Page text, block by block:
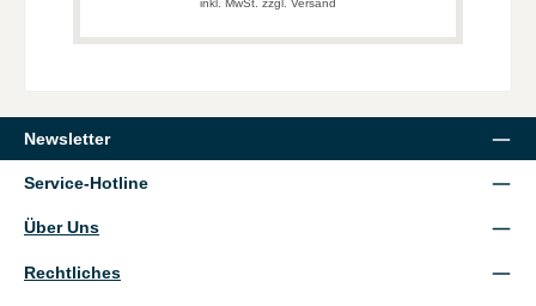
inkl. MwSt. zzgl. Versand
Newsletter
Service-Hotline
Über Uns
Rechtliches